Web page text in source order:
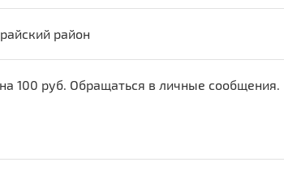
район
100 руб. Обращаться в личные сообщения.